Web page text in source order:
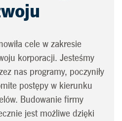
cele w zakresie
korporacji. Jesteśmy
nas programy, poczyniły
postępy w kierunku
Budowanie firmy
jest możliwe dzięki